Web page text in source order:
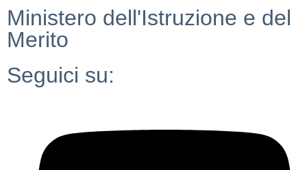
Ministero dell'Istruzione e del
Merito
Seguici su: